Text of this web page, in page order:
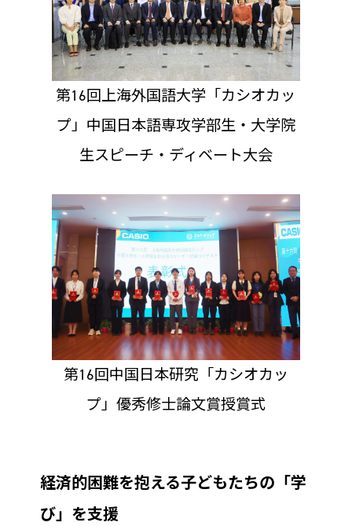
第16回上海外国語大学「カシオカッ
プ」中国日本語専攻学部生・大学院
生スピーチ・ディベート大会
第16回中国日本研究「カシオカッ
プ」優秀修士論文賞授賞式
経済的困難を抱える子どもたちの「学
び」を支援